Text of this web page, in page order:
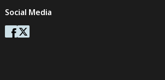
Social Media